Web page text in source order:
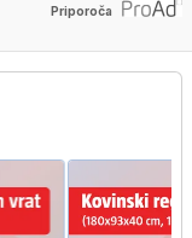
Priporoča